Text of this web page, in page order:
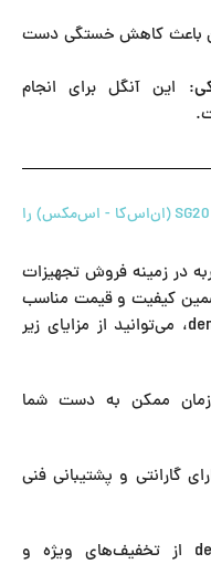
باعث کاهش خستگی دست
: این آنگل برای انجام
چرا آنگل ایمپلنت ۱ به ۲۰ NSK-Smax مدل SG20 (ان‌اس‌کا - اس‌مکس) را
در زمینه فروش تجهیزات
کیفیت و قیمت مناسب
از denti.ir، می‌توانید از مزایای زیر
ممکن به دست شما
گارانتی و پشتیبانی فنی
: با خرید از denti.ir از تخفیف‌های ویژه و